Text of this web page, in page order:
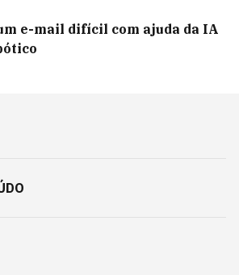
e-mail difícil com ajuda da IA